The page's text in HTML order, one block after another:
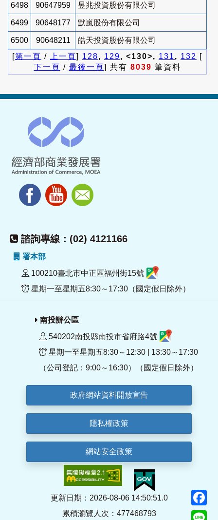
6498 90647959 昱兆投資股份有限公司
6499 90648177 默嵐股份有限公司
6500 90648211
皓天投資股份有限公司
[第一頁 / 上一頁] 128, 129, <130>, 131 , 132
[
下一頁 / 最後一頁] 共有 8039 筆資料
諮詢專線：(02) 4121166
署本部
100210臺北市中正區福州街15號
星期一至星期五8:30～17:30（國定假日除外）
南投辦公區
540202南投縣南投市省府路4號
星期一至星期五8:30～12:30 | 13:30～17:30
（公司登記：9:00～16:30）（國定假日除外）
政府網站資料開放宣告
隱私權政策
網站安全政策
更新日期：2026-08-06 14:50:51.0
累積瀏覽人次：477468793